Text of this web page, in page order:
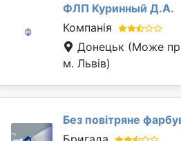
ФЛП Куринный Д.А.
Компанія
Донецьк (Може
м. Львів)
Без повітряне